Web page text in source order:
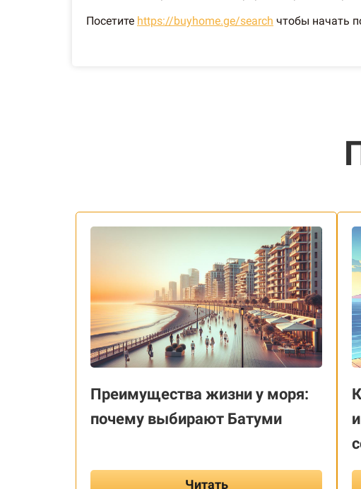
Посетите https://buyhome.ge/search чтобы начать
Преимущества жизни у моря:
почему выбирают Батуми
Читать